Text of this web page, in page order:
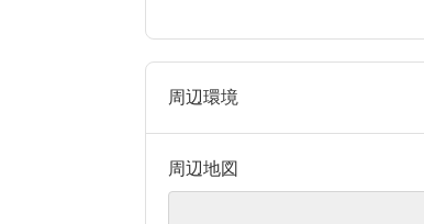
周辺環境
周辺地図